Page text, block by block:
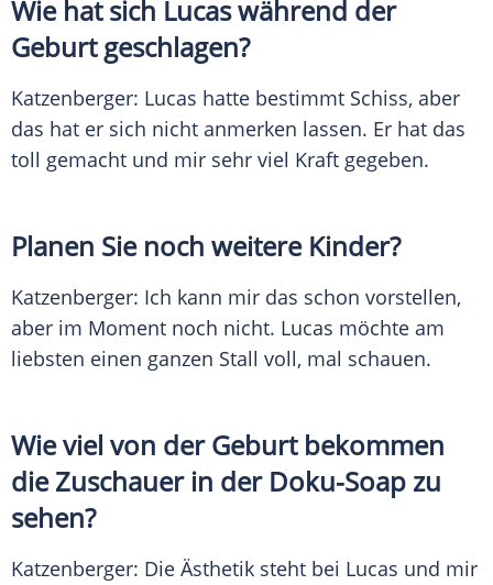
Wie hat sich Lucaswährend der
Geburtgeschlagen?
Katzenberger: Lucas hatte bestimmt Schiss, aber
das hat er sich nicht anmerken lassen. Er hat das
toll gemacht und mir sehr viel Kraft gegeben.
Planen Sie noch weitere Kinder?
Katzenberger: Ich kann mir das schon vorstellen,
aber im Moment noch nicht. Lucas möchte am
liebsten einen ganzen Stall voll, mal schauen.
Wie viel von derGeburtbekommen
dieZuschauerin der Doku-Soap zu
sehen?
Katzenberger: Die Ästhetik steht bei Lucas und mir